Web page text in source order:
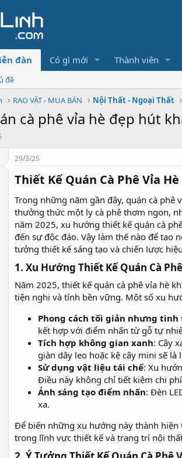
đàn Có gì mới Thành viên
đề
RAO VẶT - MUA BÁN Nội Thất - Ngoại Thất
cà phê vỉa hè đẹp hút
29/3/25
Thiết Kế Quán Cà Phê Vỉa
Trong những năm gần đây, quán cà
thưởng thức một ly cà phê thơm ngon,
năm 2025, xu hướng thiết kế quán cà
đến sự độc đáo. Vậy làm thế nào để tạo
tưởng thiết kế sáng tạo và chiến lược
1. Xu Hướng Thiết Kế Quán Cà
Năm 2025, thiết kế quán cà phê vỉa hè
tiện nghi và tính bền vững. Một số xu
Phong cách tối giản nhưng tinh
kết hợp với điểm nhấn từ gỗ tự
Tích hợp không gian xanh: Cây
giàn dây leo hoặc kệ cây mini sẽ
Sử dụng vật liệu tái chế: Xu
Điều này không chỉ tiết kiệm chi
Ánh sáng tạo điểm nhấn: Đèn
xa.
Để biến những xu hướng này thành
trong lĩnh vực thiết kế và trang trí nội